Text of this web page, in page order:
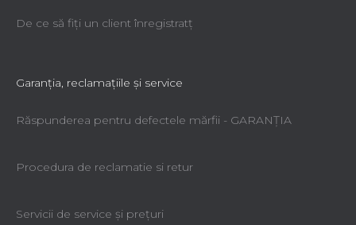
De ce să fiţi un client înregistratţ
Garanţia, reclamaţiile şi service
Răspunderea pentru defectele mărfii - GARANŢIA
Procedura de reclamatie si retur
Servicii de service şi preţuri